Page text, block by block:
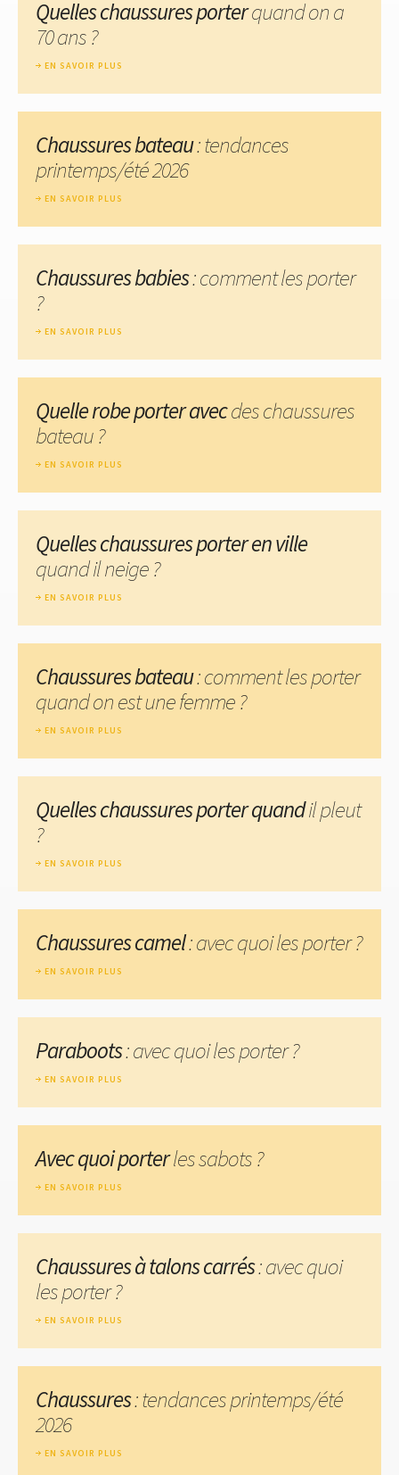
Quelles chaussures porterquand on a
70 ans ?
EN SAVOIR PLUS
Chaussures bateau: tendances
printemps/été 2026
EN SAVOIR PLUS
Chaussures babies: comment les porter
?
EN SAVOIR PLUS
Quelle robe porter avecdes chaussures
bateau ?
EN SAVOIR PLUS
Quelles chaussures porter en ville
quand il neige ?
EN SAVOIR PLUS
Chaussures bateau: comment les porter
quand on est une femme ?
EN SAVOIR PLUS
Quelles chaussures porter quandil pleut
?
EN SAVOIR PLUS
Chaussures camel: avec quoi les porter ?
EN SAVOIR PLUS
Paraboots: avec quoi les porter ?
EN SAVOIR PLUS
Avec quoi porterles sabots ?
EN SAVOIR PLUS
Chaussures à talons carrés: avec quoi
les porter ?
EN SAVOIR PLUS
Chaussures: tendances printemps/été
2026
EN SAVOIR PLUS